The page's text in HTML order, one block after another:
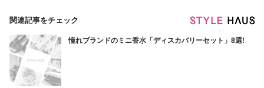
関連記事をチェック
憧れブランドのミニ香水「ディスカバリーセット」8選!